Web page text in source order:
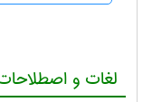
لغات و